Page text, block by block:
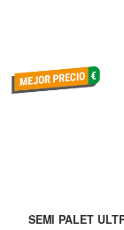
SEMI PALET